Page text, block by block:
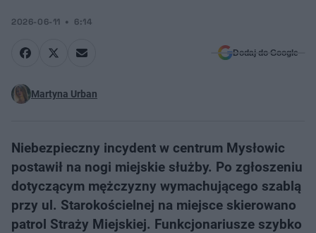
2026-06-11 6:14
Dodaj do Google
Martyna Urban
Niebezpieczny incydent w centrum Mysłowic
postawił na nogi miejskie służby. Po zgłoszeniu
dotyczącym mężczyzny wymachującego szablą
przy ul. Starokościelnej na miejsce skierowano
patrol Straży Miejskiej. Funkcjonariusze szybko